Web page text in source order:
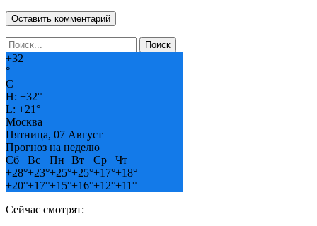
+32
°
C
H: +32°
L: +21°
Москва
Пятница, 07 Август
Прогноз на неделю
Сб
Вс Пн Вт Ср
Чт
+28°+23°+25°+25°+17°+18°
+20°+17°+15°+16°+12°+11°
Сейчас смотрят: